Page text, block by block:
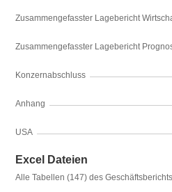
Zusammengefasster Lagebericht
Zusammengefasster Lagebericht
Konzernabschluss
Anhang
USA
Excel Dateien
Alle Tabellen (147) des